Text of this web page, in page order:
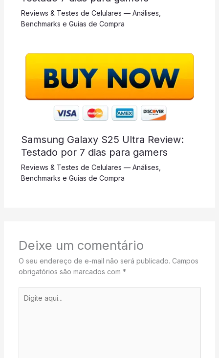
Reviews & Testes de Celulares — Análises,
Benchmarks e Guias de Compra
Samsung Galaxy S25 Ultra Review:
Testado por 7 dias para gamers
Reviews & Testes de Celulares — Análises,
Benchmarks e Guias de Compra
Deixe um comentário
O seu endereço de e-mail não será publicado. Campos
obrigatórios são marcados com *
aqui...